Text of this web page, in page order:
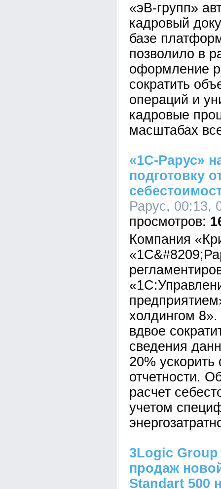
«эВ-групп»
кадровый
базе
позволило в
оформление
сократить
операций и
кадровые
масштабах
«1С-Рарус»
подготовку
Рарус, 00:13,
Компания
холдингом
вдвое
сведения
20%
отчетности.
расчет
учетом
3Logic Group
продаж
Standart 500